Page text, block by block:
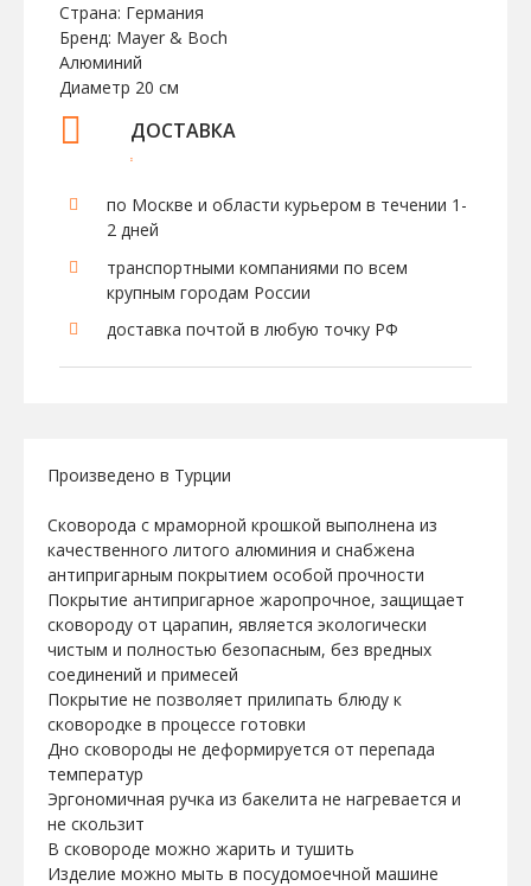
Страна: Германия
Бренд: Mayer & Boch
Алюминий
Диаметр 20 см
ДОСТАВКА
по Москве и области курьером в течении 1-
2 дней
транспортными компаниями по всем
крупным городам России
доставка почтой в любую точку РФ
Произведено в Турции
Сковорода с мраморной крошкой выполнена из
качественного литого алюминия и снабжена
антипригарным покрытием особой прочности
Покрытие антипригарное жаропрочное, защищает
сковороду от царапин, является экологически
чистым и полностью безопасным, без вредных
соединений и примесей
Покрытие не позволяет прилипать блюду к
сковородке в процессе готовки
Дно сковороды не деформируется от перепада
температур
Эргономичная ручка из бакелита не нагревается и
не скользит
В сковороде можно жарить и тушить
Изделие можно мыть в посудомоечной машине